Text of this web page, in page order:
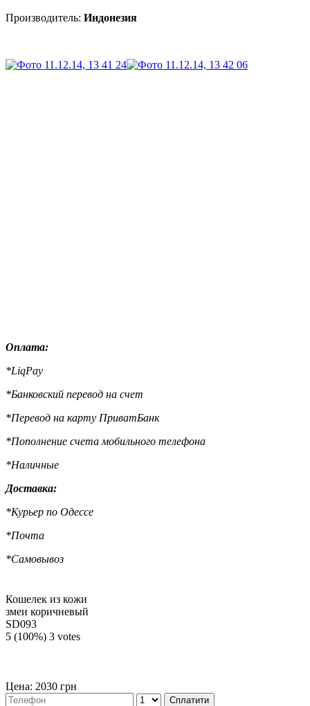
Производитель: Индонезия
Оплата:
*LiqPay
*Банковский перевод на счет
*Перевод на карту ПриватБанк
*Пополнение счета мобильного телефона
*Наличные
Доставка:
*Курьер по Одессе
*Почта
*Самовывоз
Кошелек из кожи
змеи коричневый
SD093
5 (100%) 3 votes
Цена: 2030 грн